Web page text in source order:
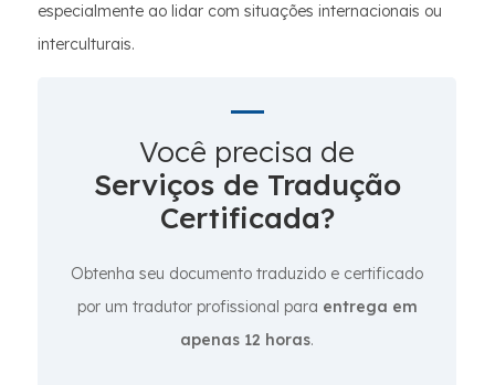
especialmente ao lidar com situações internacionais ou
interculturais.
Você precisa de
Serviços de Tradução
Certificada?
Obtenha seu documento traduzido e certificado
por um tradutor profissional para entrega em
apenas 12 horas.